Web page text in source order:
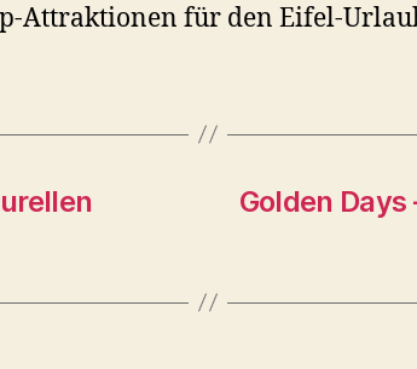
Attraktionen für den Eifel-
Golden